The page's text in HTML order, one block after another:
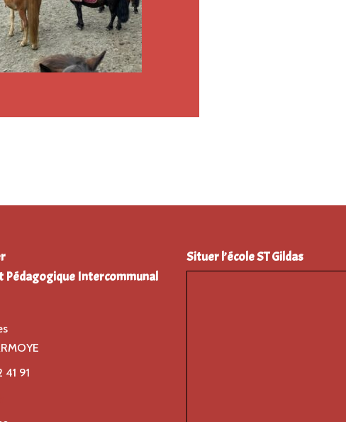
Pédagogique Intercommunal
91
Situer l’école ST Gildas